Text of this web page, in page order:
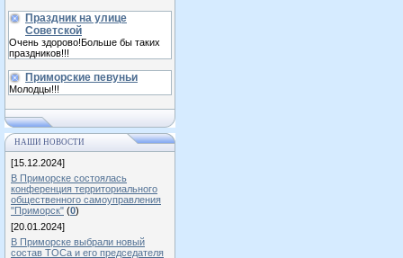
Праздник на улице
Советской
Очень здорово!Больше бы таких
праздников!!!
Приморские певуньи
Молодцы!!!
НАШИ НОВОСТИ
[15.12.2024]
В Приморске состоялась
конференция территориального
общественного самоуправления
"Приморск" (0)
[20.01.2024]
В Приморске выбрали новый
состав ТОСа и его председателя